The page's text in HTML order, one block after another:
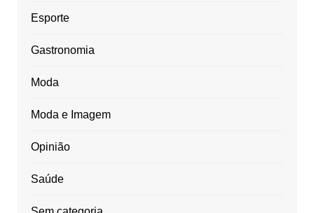
Esporte
Gastronomia
Moda
Moda e Imagem
Opinião
Saúde